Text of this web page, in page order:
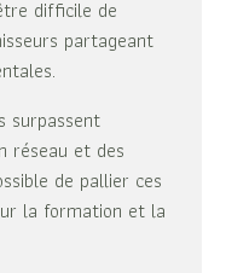
difficile de
partageant
surpassent
réseau et des
de pallier ces
la formation et la